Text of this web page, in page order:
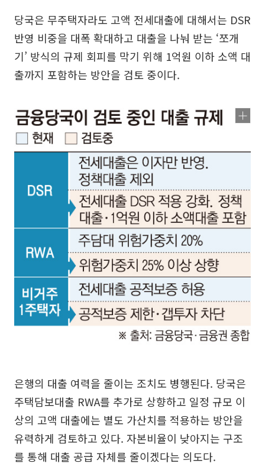
당국은 무주택자라도 고액 전세대출에 대해서는 DSR
반영 비중을 대폭 확대하고 대출을 나눠 받는 ‘쪼개
기’ 방식의 규제 회피를 막기 위해 1억원 이하 소액 대
출까지 포함하는 방안을 검토 중이다.
은행의 대출 여력을 줄이는 조치도 병행된다. 당국은
주택담보대출 RWA를 추가로 상향하고 일정 규모 이
상의 고액 대출에는 별도 가산치를 적용하는 방안을
유력하게 검토하고 있다. 자본비율이 낮아지는 구조
를 통해 대출 공급 자체를 줄이겠다는 의도다.